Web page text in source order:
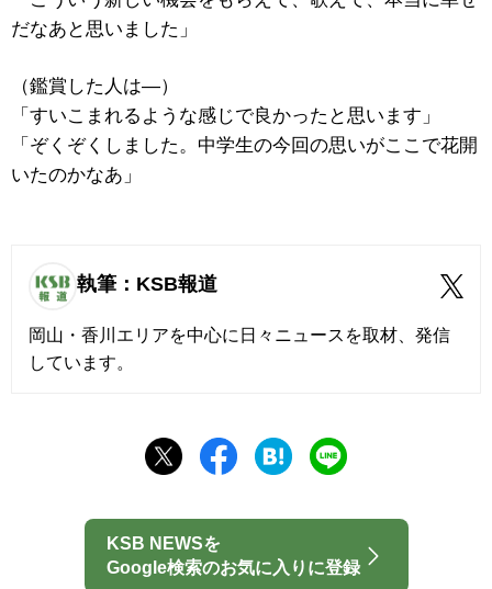
だなあと思いました」
（鑑賞した人は―）
「すいこまれるような感じで良かったと思います」
「ぞくぞくしました。中学生の今回の思いがここで花開
いたのかなあ」
執筆：KSB報道
岡山・香川エリアを中心に日々ニュースを取材、発信
しています。
KSB NEWSを
Google検索のお気に入りに登録